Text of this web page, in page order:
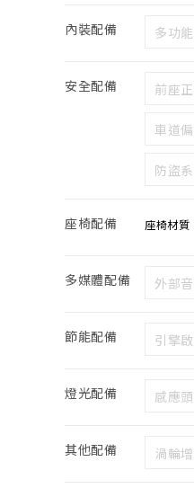
內裝配備 多功
安全配備 前座
車道
防盜
座椅配備 座椅材質
多媒體配備 外部
節能配備 引擎
燈光配備 感應
其他配備 渦輪